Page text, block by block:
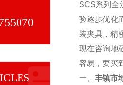
SCS系列全
验逐步优化
装夹具，精
现在咨询地
容易，要买
一、 丰镇市